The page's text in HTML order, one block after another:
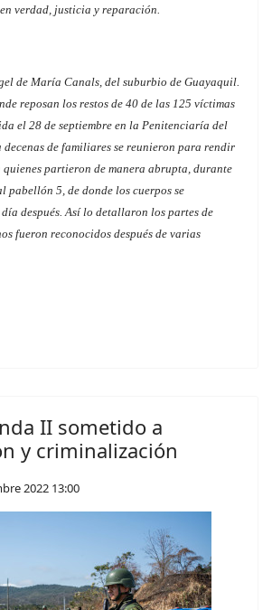
verdad, justicia y reparación.
de María Canals, del suburbio de Guayaquil.
reposan los restos de 40 de las 125 víctimas
el 28 de septiembre en la Penitenciaría del
de familiares se reunieron para rendir
quienes partieron de manera abrupta, durante
pabellón 5, de donde los cuerpos se
después. Así lo detallaron los partes de
fueron reconocidos después de varias
II sometido a
y criminalización
2022 13:00